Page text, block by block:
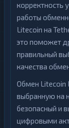
корректность
работы
Litecoin на
это поможет
правильный
качества
Обмен Litecoin
выбранную на
безопасный и
цифровыми